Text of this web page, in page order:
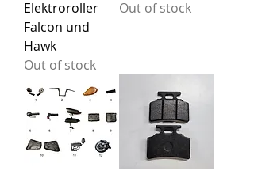
Elektroroller
Falcon und
Hawk
Out of stock
Out of stock